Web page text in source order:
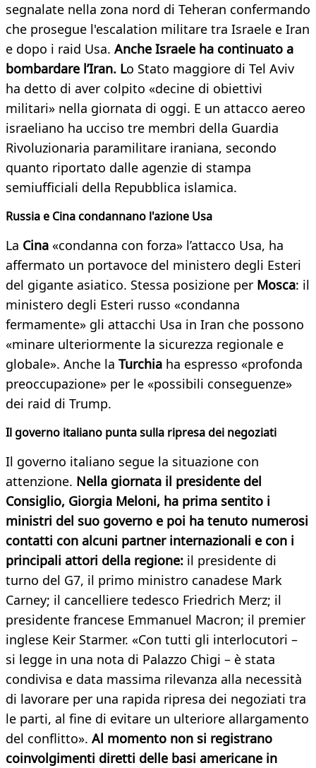
segnalate nella zona nord di Teheran confermando
che prosegue l'escalation militare tra Israele e Iran
e dopo i raid Usa. Anche Israele ha continuato a
bombardare l’Iran. Lo Stato maggiore di Tel Aviv
ha detto di aver colpito «decine di obiettivi
militari» nella giornata di oggi. E un attacco aereo
israeliano ha ucciso tre membri della Guardia
Rivoluzionaria paramilitare iraniana, secondo
quanto riportato dalle agenzie di stampa
semiufficiali della Repubblica islamica.
Russia e Cina condannano l'azione Usa
La Cina «condanna con forza» l’attacco Usa, ha
affermato un portavoce del ministero degli Esteri
del gigante asiatico. Stessa posizione per Mosca: il
ministero degli Esteri russo «condanna
fermamente» gli attacchi Usa in Iran che possono
«minare ulteriormente la sicurezza regionale e
globale». Anche la Turchia ha espresso «profonda
preoccupazione» per le «possibili conseguenze»
dei raid di Trump.
Il governo italiano punta sulla ripresa dei negoziati
Il governo italiano segue la situazione con
attenzione. Nella giornata il presidente del
Consiglio, Giorgia Meloni, ha prima sentito i
ministri del suo governo e poi ha tenuto numerosi
contatti con alcuni partner internazionali e con i
principali attori della regione: il presidente di
turno del G7, il primo ministro canadese Mark
Carney; il cancelliere tedesco Friedrich Merz; il
presidente francese Emmanuel Macron; il premier
inglese Keir Starmer. «Con tutti gli interlocutori –
si legge in una nota di Palazzo Chigi – è stata
condivisa e data massima rilevanza alla necessità
di lavorare per una rapida ripresa dei negoziati tra
le parti, al fine di evitare un ulteriore allargamento
del conflitto». Al momento non si registrano
coinvolgimenti diretti delle basi americane in